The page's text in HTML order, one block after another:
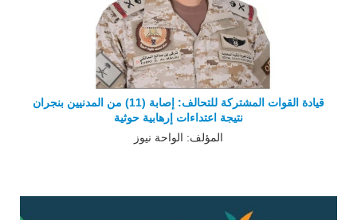
قيادة القوات المشتركة للتحالف: إصابة (11) من المدنيين بنجران
نتيجة اعتداءات إرهابية حوثية
المؤلف: الواحة نيوز